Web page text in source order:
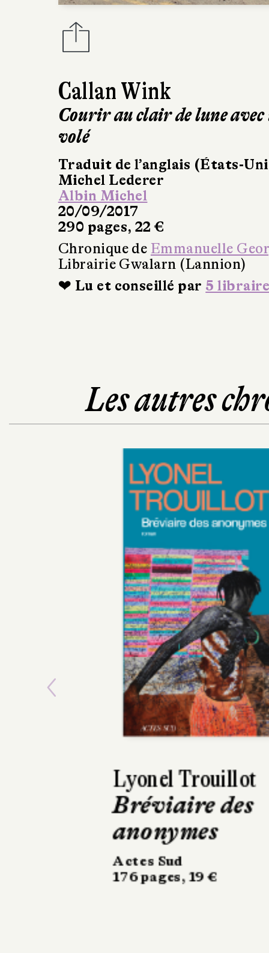
Callan Wink
Courir au clair de lune avec
volé
Traduit de l’anglais (États-
Michel Lederer
Albin Michel
20/09/2017
290 pages, 22 €
Chronique de Emmanuelle
Librairie Gwalarn (Lannion)
❤ Lu et conseillé par 5
Les autres
Tiphaine Le Gall
D'ailleurs, ce
n'est pas ma
maison
La Manufacture de
Previous